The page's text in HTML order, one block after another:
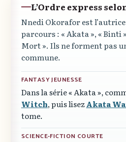
L’Ordre express
Nnedi Okorafor est
parcours : « Akata »,« Binti »
Mort ». Ils ne forment pas
commune.
FANTASY JEUNESSE
Dans la série« Akata »,
Witch, puis lisezAkata
tome.
SCIENCE-FICTION COURTE